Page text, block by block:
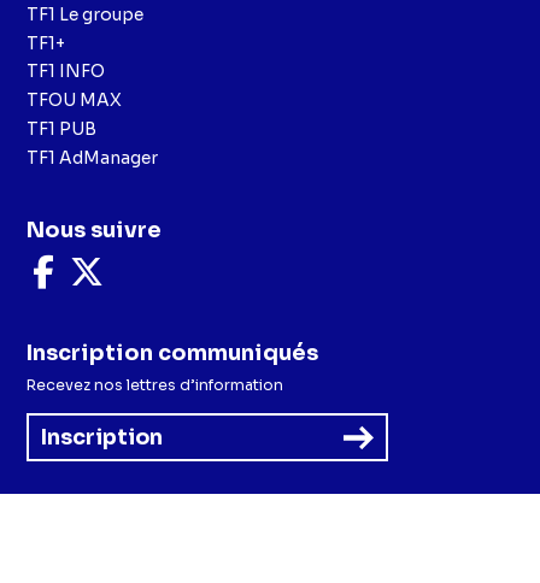
TF1 Le groupe
TF1+
TF1 INFO
TFOU MAX
TF1 PUB
TF1 AdManager
Nous suivre
Nous
suivre
Facebook
X
Inscription communiqués
Recevez nos lettres d’information
Inscription